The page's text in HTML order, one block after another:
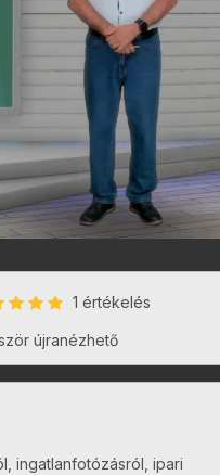
1 értékelés
újranézhető
ingatlanfotózásról, ipari